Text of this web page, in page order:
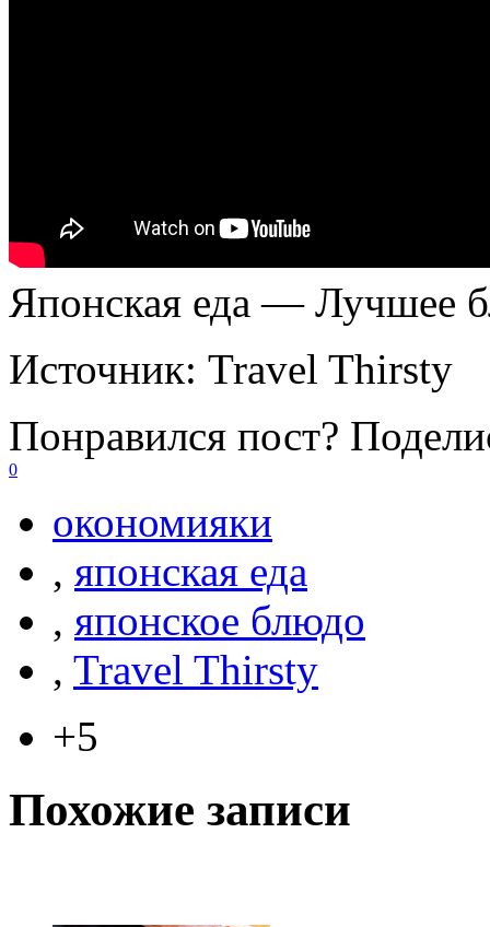
Японская еда — Лучшее
Источник: Travel Thirsty
Понравился пост?
0
окономияки
, японская еда
, японское блюдо
, Travel Thirsty
+5
Похожие записи